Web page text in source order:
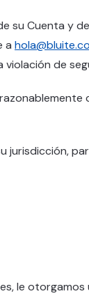
su Cuenta y
a hola@bluite.co
de
jurisdicción,
le otorgamos